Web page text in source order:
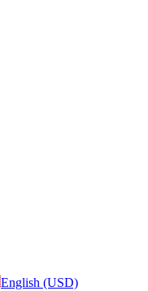
English (USD)